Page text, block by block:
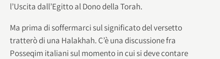
l’Uscita dall’Egitto al Dono della Torah.
Ma prima di soffermarci sul significato del versetto
tratterò di una Halakhah. C’è una discussione fra
Posseqim italiani sul momento in cui si deve contare